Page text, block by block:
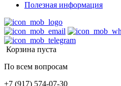
Полезная информация
Корзина пуста
По всем вопросам
+7 (917) 574-07-30